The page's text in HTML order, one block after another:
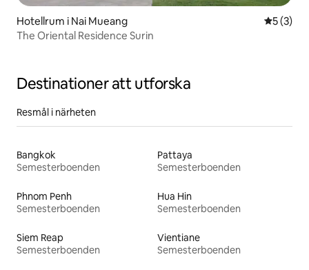
Hotellrum i Nai Mueang 5 av 5 i
5 (3)
The Oriental Residence Surin
Destinationer att utforska
Resmål i närheten
Bangkok
Semesterboenden
Pattaya
Semesterboenden
Phnom Penh
Semesterboenden
Hua Hin
Semesterboenden
Siem Reap
Semesterboenden
Vientiane
Semesterboenden